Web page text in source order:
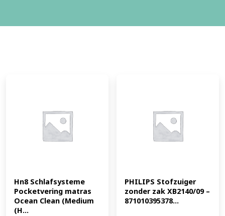
Hn8 Schlafsysteme
Pocketvering matras
Ocean Clean (Medium
(H...
PHILIPS Stofzuiger
zonder zak XB2140/09 –
871010395378...